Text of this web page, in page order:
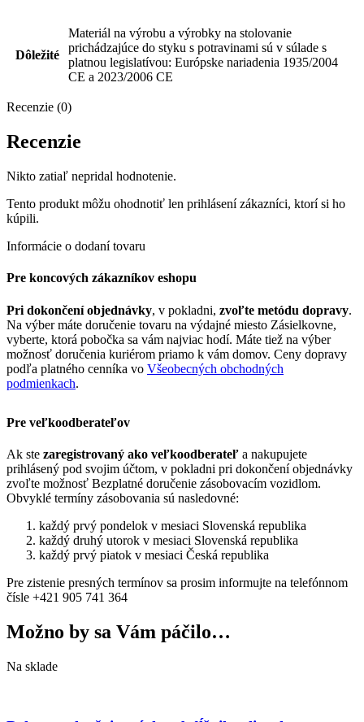
Dôležité
Materiál na výrobu a výrobky na stolovanie
prichádzajúce do styku s potravinami sú v súlade s
platnou legislatívou: Európske nariadenia 1935/2004
CE a 2023/2006 CE
Recenzie (0)
Recenzie
Nikto zatiaľ nepridal hodnotenie.
Tento produkt môžu ohodnotiť len prihlásení zákazníci, ktorí si ho
kúpili.
Informácie o dodaní tovaru
Pre koncových zákazníkov eshopu
Pri dokončení objednávky, v pokladni, zvoľte metódu dopravy.
Na výber máte doručenie tovaru na výdajné miesto Zásielkovne,
vyberte, ktorá pobočka sa vám najviac hodí. Máte tiež na výber
možnosť doručenia kuriérom priamo k vám domov. Ceny dopravy
podľa platného cenníka vo Všeobecných obchodných
podmienkach.
Pre veľkoodberateľov
Ak ste zaregistrovaný ako veľkoodberateľ a nakupujete
prihlásený pod svojim účtom, v pokladni pri dokončení objednávky
zvoľte možnosť Bezplatné doručenie zásobovacím vozidlom.
Obvyklé termíny zásobovania sú nasledovné:
každý prvý pondelok v mesiaci Slovenská republika
každý druhý utorok v mesiaci Slovenská republika
každý prvý piatok v mesiaci Česká republika
Pre zistenie presných termínov sa prosim informujte na telefónnom
čísle +421 905 741 364
Možno by sa Vám páčilo…
Na sklade